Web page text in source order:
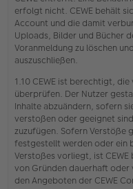
erfolgt nicht. CEWE behält
Account und die damit
Uploads, Bilder und Bücher
Voranmeldung zu löschen
auszuschließen.
1.10 CEWE ist berechtigt,
überprüfen. Der Nutzer
Inhalte abzuändern, sofern
verstoßen oder geeignet
zuzufügen. Sofern Verstöße
festgestellt werden oder ein
Verstoßes vorliegt, ist
von Gründen dauerhaft oder
den Angeboten der CEWE